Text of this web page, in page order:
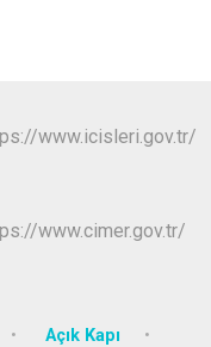
Açık Kapı